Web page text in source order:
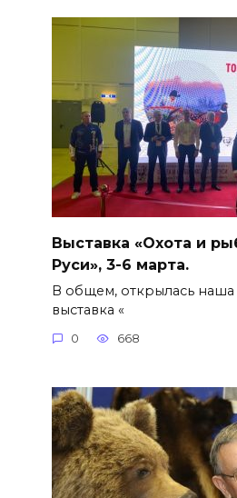
Выставка «Охота и
Руси», 3-6 марта.
В общем, открылась
выставка «
0 668